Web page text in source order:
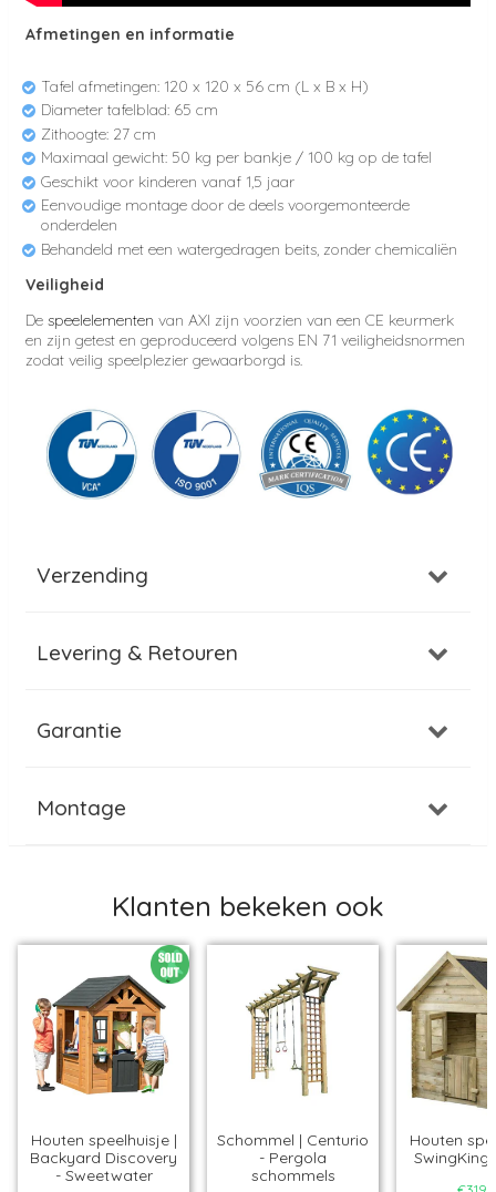
Afmetingen en informatie
Tafel afmetingen: 120 x 120 x 56 cm (L x B x H)
Diameter tafelblad: 65 cm
Zithoogte: 27 cm
Maximaal gewicht: 50 kg per bankje / 100 kg op de tafel
Geschikt voor kinderen vanaf 1,5 jaar
Eenvoudige montage door de deels voorgemonteerde
onderdelen
Behandeld met een watergedragen beits, zonder chemicaliën
Veiligheid
De speelelementen van AXI zijn voorzien van een CE keurmerk
en zijn getest en geproduceerd volgens EN 71 veiligheidsnormen
zodat veilig speelplezier gewaarborgd is.
Verzending
Levering & Retouren
Garantie
Montage
Klanten bekeken ook
Houten speelhuisje |
Backyard Discovery
- Sweetwater
Schommel | Centurio
- Pergola
schommels
Houten
SwingKing